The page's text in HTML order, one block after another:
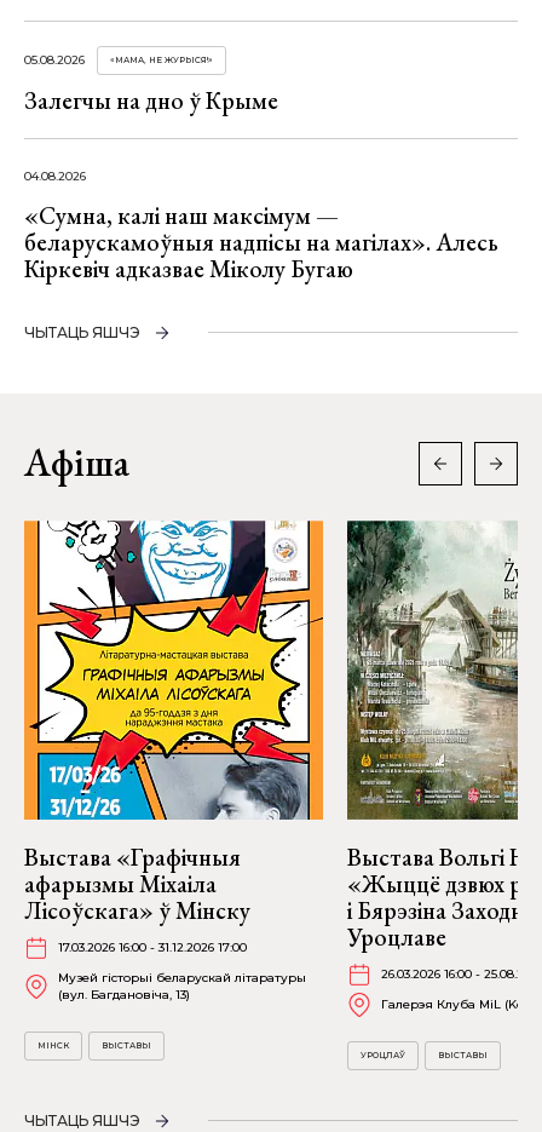
05.08.2026 «МАМА, НЕ ЖУРЫСЯ!»
Залегчы на дно ў Крыме
04.08.2026
«Сумна, калі наш максімум —
беларускамоўныя надпісы на магілах». Алесь
Кіркевіч адказвае Міколу Бугаю
ЧЫТАЦЬ ЯШЧЭ
Афіша
Выстава «Графічныя
афарызмы Міхаіла
Лісоўскага» ў Мінску
17.03.2026 16:00 - 31.12.2026 17:00
Музей гісторыі беларускай літаратуры
(вул. Багдановіча, 13)
МІНСК ВЫСТАВЫ
Выстава Вольгі
«Жыццё дзвюх
і Бярэзіна
Уроцлаве
26.03.2026 16:00 -
Галерэя Клуба MiL
УРОЦЛАЎ ВЫСТАВЫ
ЧЫТАЦЬ ЯШЧЭ